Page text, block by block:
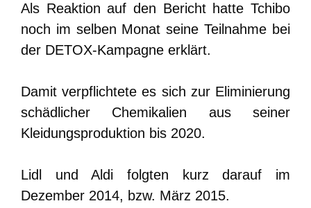
Als Reaktion auf den Bericht hatte Tchibo
noch im selben Monat seine Teilnahme bei
der DETOX-Kampagne erklärt.
Damit verpflichtete es sich zur Eliminierung
schädlicher Chemikalien aus seiner
Kleidungsproduktion bis 2020.
Lidl und Aldi folgten kurz darauf im
Dezember 2014, bzw. März 2015.